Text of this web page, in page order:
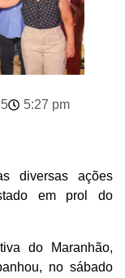
5:27 pm
diversas ações
em prol do
do Maranhão,
no sábado